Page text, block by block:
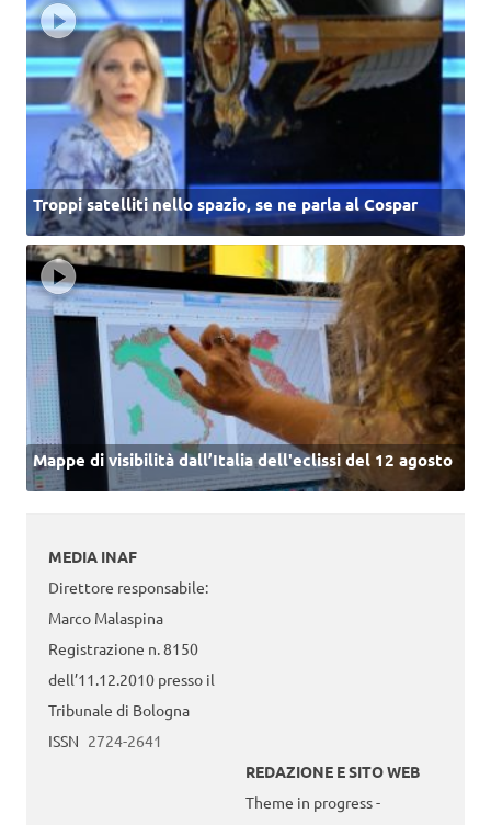
Troppi satelliti nello spazio, se ne parla al Cospar
Mappe di visibilità dall’Italia dell'eclissi del 12 agosto
MEDIA INAF
Direttore responsabile:
Marco Malaspina
Registrazione n. 8150
dell’11.12.2010 presso il
Tribunale di Bologna
ISSN 2724-2641
REDAZIONE E SITO WEB
Theme in progress -